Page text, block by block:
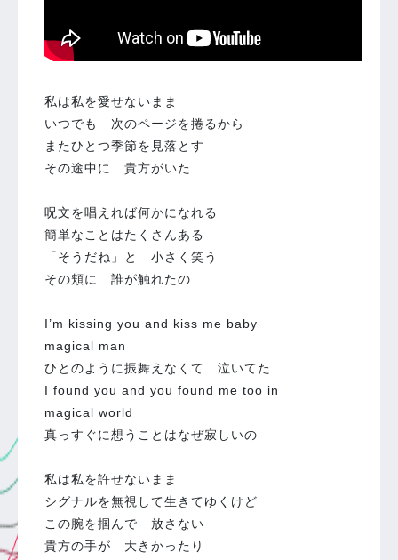
私は私を愛せないまま
いつでも 次のページを捲るから
またひとつ季節を見落とす
その途中に 貴方がいた
呪文を唱えれば何かになれる
簡単なことはたくさんある
「そうだね」と 小さく笑う
その頬に 誰が触れたの
I’m kissing you and kiss me baby
magical man
ひとのように振舞えなくて 泣いてた
I found you and you found me too in
magical world
真っすぐに想うことはなぜ寂しいの
私は私を許せないまま
シグナルを無視して生きてゆくけど
この腕を掴んで 放さない
貴方の手が 大きかったり